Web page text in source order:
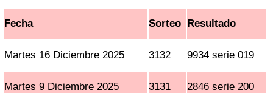
Fecha Sorteo Resultado
Martes 16 Diciembre 2025 3132 9934 serie 019
Martes 9 Diciembre 2025 3131 2846 serie 200